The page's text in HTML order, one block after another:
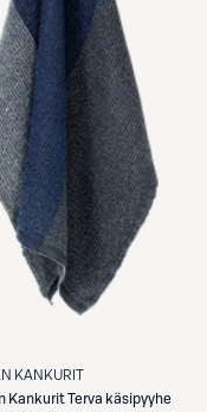
KANKURIT
KankuritTerva käsipyyhe